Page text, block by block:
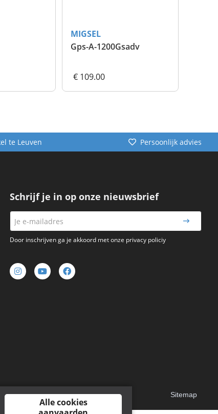
MIGSEL
Gps-A-1200Gsadv
€ 109.00
te Leuven Persoonlijk advies
Schrijf je in op onze nieuwsbrief
Door inschrijven ga je akkoord met onze privacy policiy
Sitemap
Alle cookies